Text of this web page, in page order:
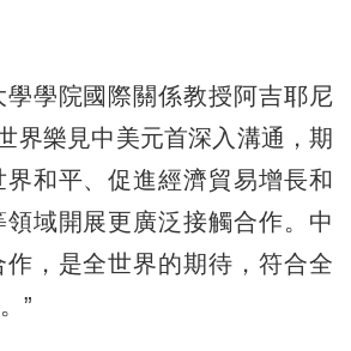
院國際關係教授阿吉耶尼
界樂見中美元首深入溝通，期
和平、促進經濟貿易增長和
域開展更廣泛接觸合作。中
，是全世界的期待，符合全
”